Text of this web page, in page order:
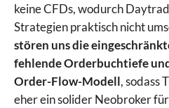
keine CFDs, wodurch
Strategien praktisch nicht
stören uns die
fehlende Orderbuchtiefe
Order-Flow-Modell, sodass
eher ein solider Neobroker